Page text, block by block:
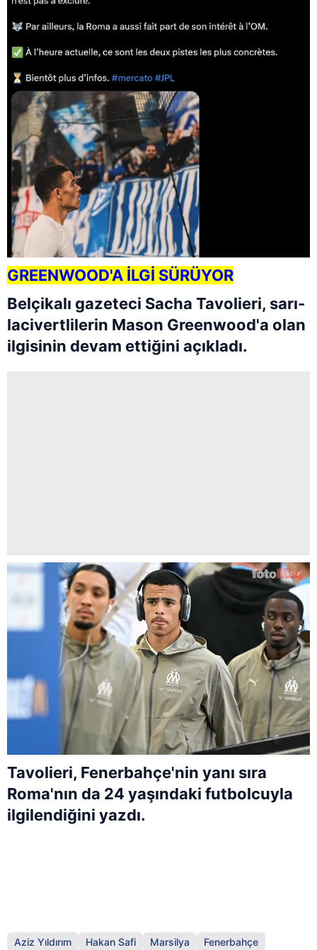
GREENWOOD'A İLGİ SÜRÜYOR
Belçikalı gazeteci Sacha Tavolieri, sarı-
lacivertlilerin Mason Greenwood'a olan
ilgisinin devam ettiğini açıkladı.
Tavolieri, Fenerbahçe'nin yanı sıra
Roma'nın da 24 yaşındaki futbolcuyla
ilgilendiğini yazdı.
Aziz Yıldırım Hakan Safi Marsilya
Fenerbahçe